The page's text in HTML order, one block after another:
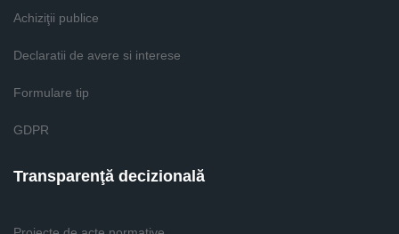
Achiziţii publice
Declaratii de avere si interese
Formulare tip
GDPR
Transparenţă decizională